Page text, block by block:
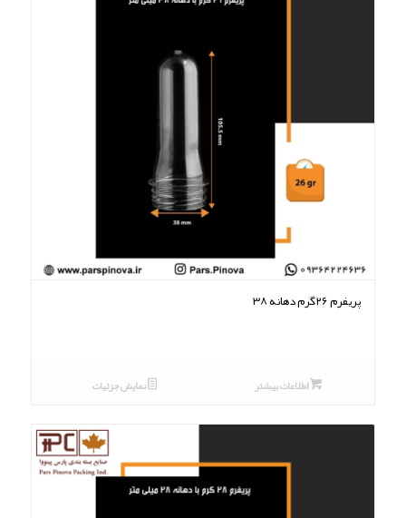
پریفرم ۲۶گرم دهانه ۳۸
اطلاعات بیشتر نمایش جزئیات